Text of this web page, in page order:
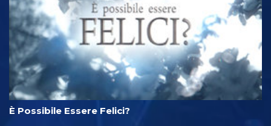
È Possibile Essere Felici?